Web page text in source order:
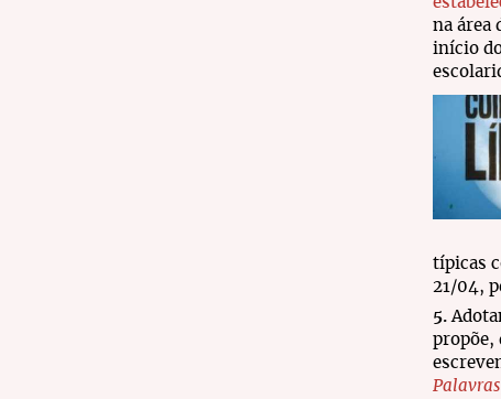
na área
início
típicas
21/04,
5.
propõe,
Palavras